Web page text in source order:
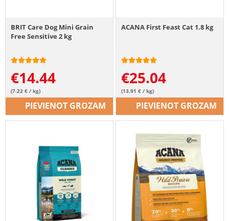
BRIT Care Dog Mini Grain
Free Sensitive 2 kg
€14.44
(7.22 € / kg)
PIEVIENOT GROZAM
ACANA First Feast Cat 1.8 kg
€25.04
(13.91 € / kg)
PIEVIENOT GROZAM